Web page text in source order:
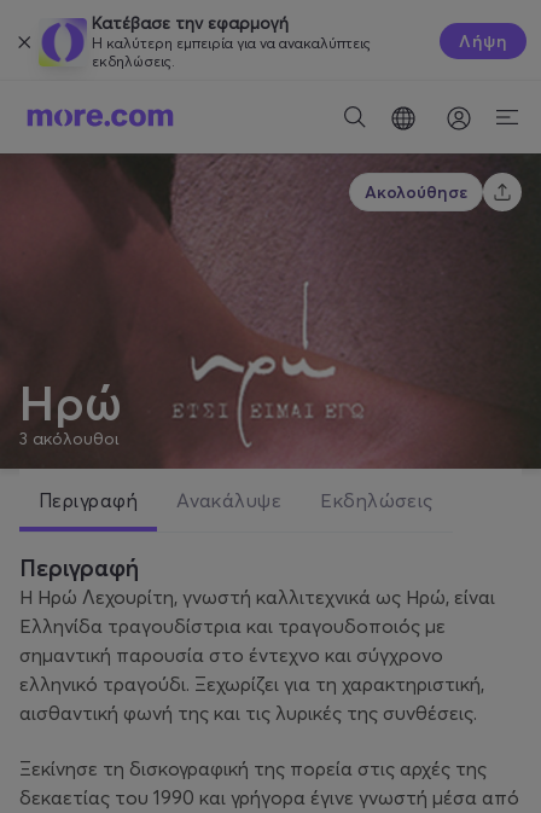
Κατέβασε την εφαρμογή
Η καλύτερη εμπειρία για να ανακαλύπτεις
εκδηλώσεις.
Λήψη
Ηρώ
3 ακόλουθοι
Ακολούθησε
Περιγραφή Ανακάλυψε Εκδηλώσεις
Περιγραφή
Η Ηρώ Λεχουρίτη, γνωστή καλλιτεχνικά ως Ηρώ, είναι
Ελληνίδα τραγουδίστρια και τραγουδοποιός με
σημαντική παρουσία στο έντεχνο και σύγχρονο
ελληνικό τραγούδι. Ξεχωρίζει για τη χαρακτηριστική,
αισθαντική φωνή της και τις λυρικές της συνθέσεις.
Ξεκίνησε τη δισκογραφική της πορεία στις αρχές της
δεκαετίας του 1990 και γρήγορα έγινε γνωστή μέσα από